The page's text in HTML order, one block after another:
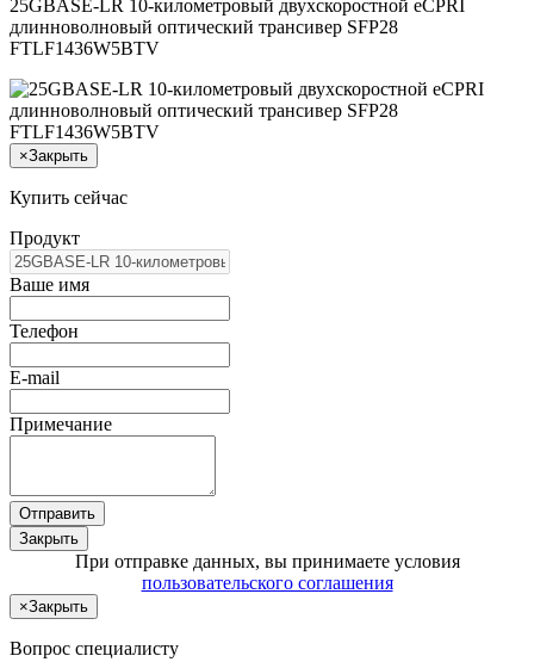
25GBASE-LR 10-километровый двухскоростной eCPRI
длинноволновый оптический трансивер SFP28
FTLF1436W5BTV
×Закрыть
Купить сейчас
Продукт
Ваше имя
Телефон
E-mail
Примечание
Отправить
Закрыть
При отправке данных, вы принимаете условия
пользовательского соглашения
×Закрыть
Вопрос специалисту